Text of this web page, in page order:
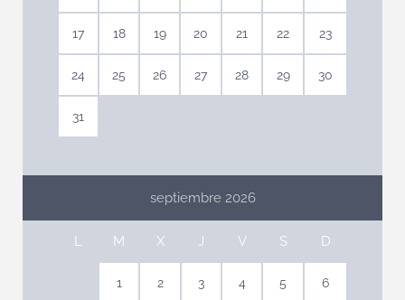
17 18 19 20 21 22 23
24 25 26 27 28 29 30
31
septiembre 2026
L M X J V S D
1 2 3 4 5 6